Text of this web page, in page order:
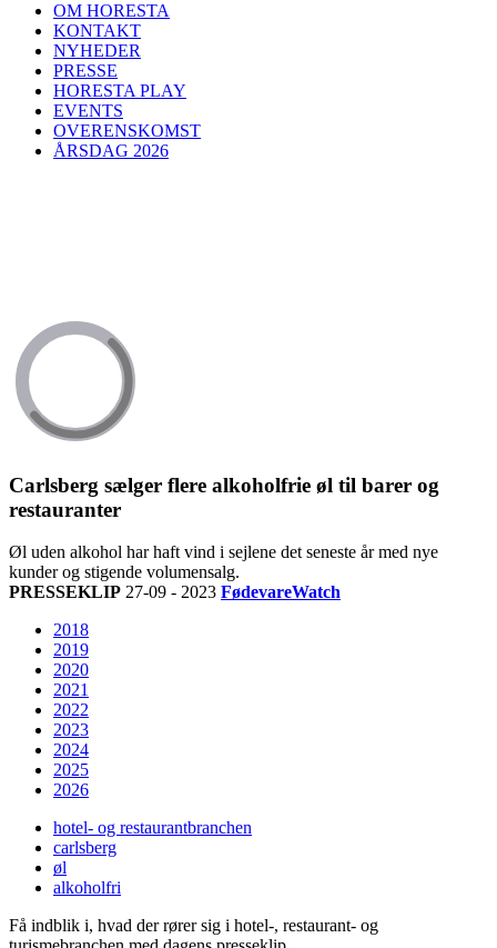
OM HORESTA
KONTAKT
NYHEDER
PRESSE
HORESTA PLAY
EVENTS
OVERENSKOMST
ÅRSDAG 2026
Carlsberg sælger flere alkoholfrie øl til barer og
restauranter
Øl uden alkohol har haft vind i sejlene det seneste år med nye
kunder og stigende volumensalg.
PRESSEKLIP 27-09 - 2023 FødevareWatch
2018
2019
2020
2021
2022
2023
2024
2025
2026
hotel- og restaurantbranchen
carlsberg
øl
alkoholfri
Få indblik i, hvad der rører sig i hotel-, restaurant- og